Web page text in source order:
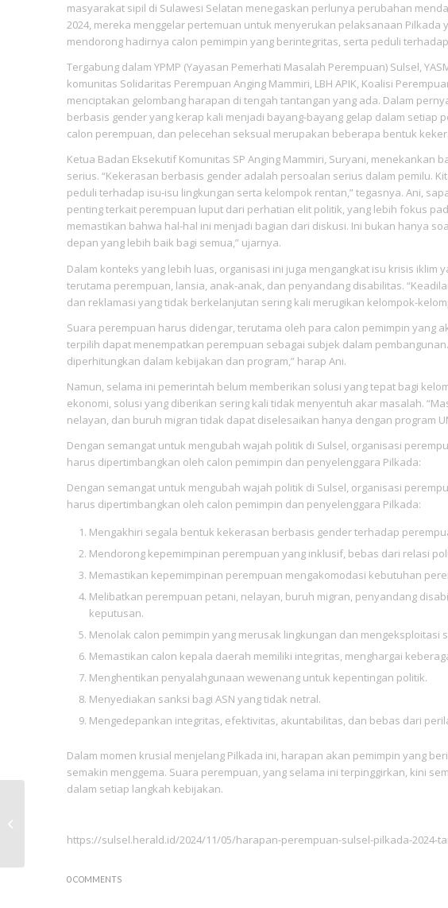
masyarakat sipil di Sulawesi Selatan menegaskan perlunya perubahan
2024, mereka menggelar pertemuan untuk menyerukan pelaksanaan
mendorong hadirnya calon pemimpin yang berintegritas, serta peduli
Tergabung dalam YPMP (Yayasan Pemerhati Masalah Perempuan) Sulsel,
komunitas Solidaritas Perempuan Anging Mammiri, LBH APIK, Koalisi
menciptakan gelombang harapan di tengah tantangan yang ada. Dalam
berbasis gender yang kerap kali menjadi bayang-bayang gelap dalam setiap
calon perempuan, dan pelecehan seksual merupakan beberapa bentuk
Ketua Badan Eksekutif Komunitas SP Anging Mammiri, Suryani,
serius. “Kekerasan berbasis gender adalah persoalan serius dalam pemilu.
peduli terhadap isu-isu lingkungan serta kelompok rentan,” tegasnya. Ani,
penting terkait perempuan luput dari perhatian elit politik, yang lebih fokus
memastikan bahwa hal-hal ini menjadi bagian dari diskusi. Ini bukan hanya
depan yang lebih baik bagi semua,” ujarnya.
Dalam konteks yang lebih luas, organisasi ini juga mengangkat isu krisis iklim
terutama perempuan, lansia, anak-anak, dan penyandang disabilitas.
dan reklamasi yang tidak berkelanjutan sering kali merugikan kelompok-
Suara perempuan harus didengar, terutama oleh para calon pemimpin yang
terpilih dapat menempatkan perempuan sebagai subjek dalam
diperhitungkan dalam kebijakan dan program,” harap Ani.
Namun, selama ini pemerintah belum memberikan solusi yang tepat bagi
ekonomi, solusi yang diberikan sering kali tidak menyentuh akar masalah.
nelayan, dan buruh migran tidak dapat diselesaikan hanya dengan program
Dengan semangat untuk mengubah wajah politik di Sulsel, organisasi
harus dipertimbangkan oleh calon pemimpin dan penyelenggara Pilkada:
Dengan semangat untuk mengubah wajah politik di Sulsel, organisasi
harus dipertimbangkan oleh calon pemimpin dan penyelenggara Pilkada:
Mengakhiri segala bentuk kekerasan berbasis gender terhadap
Mendorong kepemimpinan perempuan yang inklusif, bebas dari relasi
Memastikan kepemimpinan perempuan mengakomodasi kebutuhan
Melibatkan perempuan petani, nelayan, buruh migran, penyandang
keputusan.
Menolak calon pemimpin yang merusak lingkungan dan mengeksploitasi
Memastikan calon kepala daerah memiliki integritas, menghargai
Menghentikan penyalahgunaan wewenang untuk kepentingan politik.
Menyediakan sanksi bagi ASN yang tidak netral.
Mengedepankan integritas, efektivitas, akuntabilitas, dan bebas dari
Dalam momen krusial menjelang Pilkada ini, harapan akan pemimpin yang
semakin menggema. Suara perempuan, yang selama ini terpinggirkan, kini
dalam setiap langkah kebijakan.
https://sulsel.herald.id/2024/11/05/harapan-perempuan-sulsel-pilkada-2024-
0 COMMENTS
Universitas
Muhammadiyah